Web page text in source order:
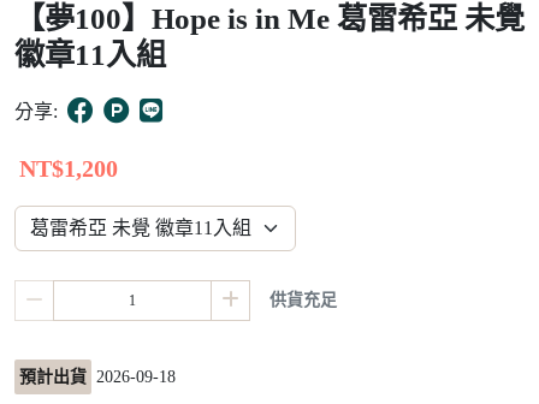
of
15
【夢100】Hope is in Me 葛雷希亞 未覺
徽章11入組
分享:
NT$1,200
供貨充足
預計出貨 2026-09-18